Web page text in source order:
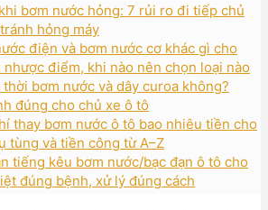
bơm nước hỏng: 7 rủi ro đi tiếp chủ
hỏng máy
điện và bơm nước cơ khác gì cho
điểm, khi nào nên chọn loại nào
bơm nước và dây curoa không?
đúng cho chủ xe ô tô
thay bơm nước ô tô bao nhiêu tiền cho
tùng và tiền công từ A–Z
tiếng kêu bơm nước/bạc đạn ô tô cho
đúng bệnh, xử lý đúng cách